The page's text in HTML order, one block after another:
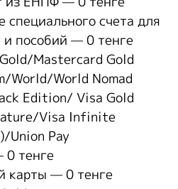
счета для
пособий — 0 тенге
Mastercard Gold
World/World Nomad
Edition/ Visa Gold
Visa Infinite
Union Pay
тенге
карты — 0 тенге